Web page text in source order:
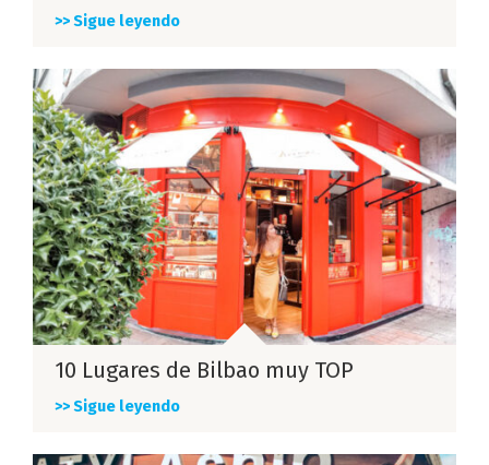
>> Sigue leyendo
10 Lugares de Bilbao muy TOP
>> Sigue leyendo